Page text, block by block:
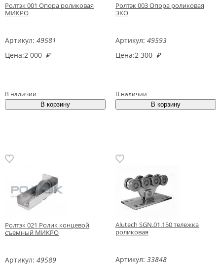
Ролтэк 001 Опора роликовая
МИКРО
Артикул: 49581
Цена:2 000 ₽
В наличии
Ролтэк 003 Опора роликовая
ЭКО
Артикул: 49593
Цена:2 300 ₽
В наличии
Ролтэк 021 Ролик концевой
съемный МИКРО
Артикул: 49589
Alutech SGN.01.150 тележка
роликовая
Артикул: 33848